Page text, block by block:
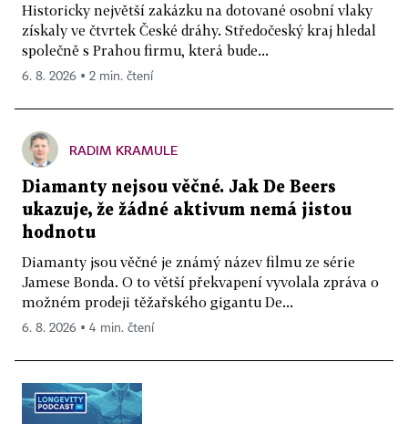
Historicky největší zakázku na dotované osobní vlaky
získaly ve čtvrtek České dráhy. Středočeský kraj hledal
společně s Prahou firmu, která bude...
6. 8. 2026 ▪ 2 min. čtení
RADIM KRAMULE
Diamanty nejsou věčné. Jak De Beers
ukazuje, že žádné aktivum nemá jistou
hodnotu
Diamanty jsou věčné je známý název filmu ze série
Jamese Bonda. O to větší překvapení vyvolala zpráva o
možném prodeji těžařského gigantu De...
6. 8. 2026 ▪ 4 min. čtení